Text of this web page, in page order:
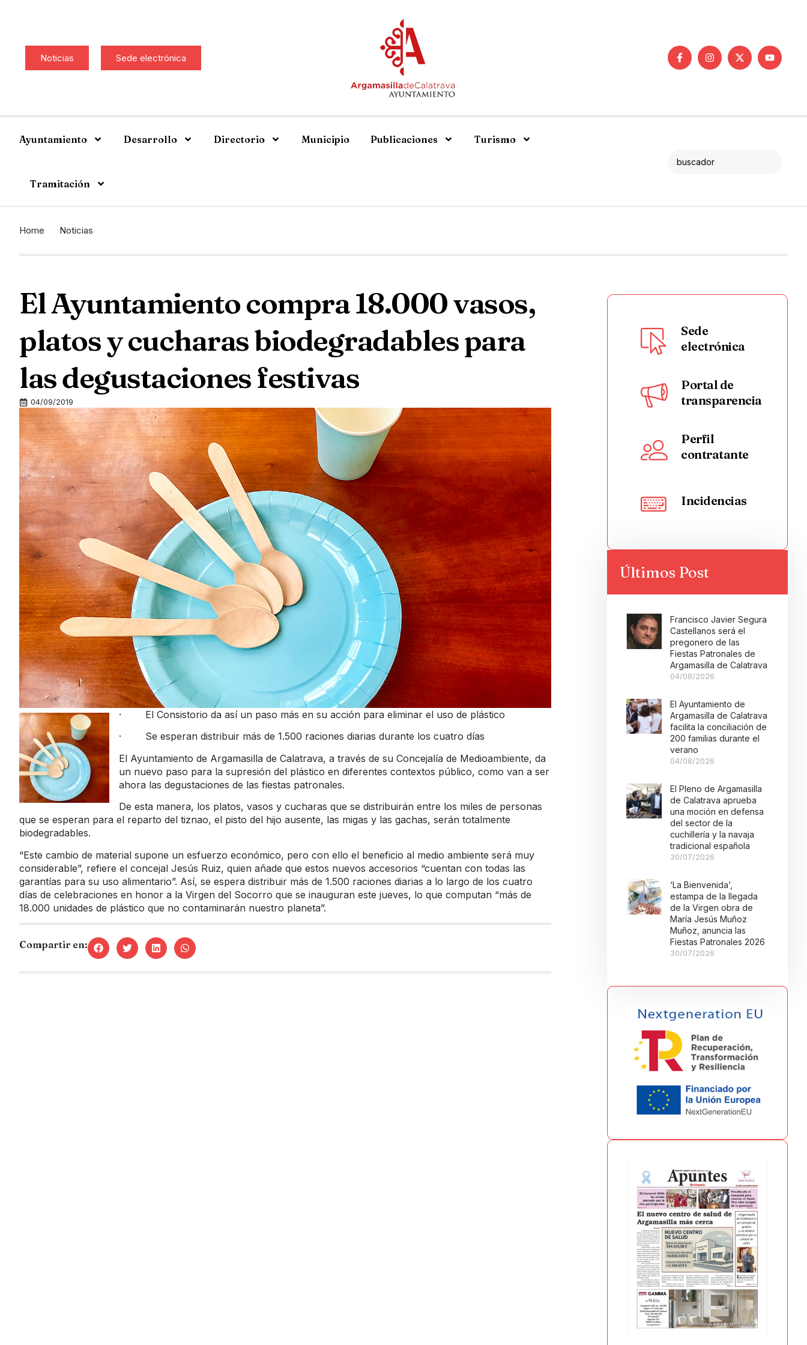
Noticias Sede electrónica
Ayuntamiento Desarrollo Directorio Municipio Publicaciones Turismo
Tramitación
Home Noticias
El Ayuntamiento compra 18.000 vasos,
platos y cucharas biodegradables para
las degustaciones festivas
04/09/2019
· El Consistorio da así un paso más en su acción para eliminar el uso de plástico
· Se esperan distribuir más de 1.500 raciones diarias durante los cuatro días
El Ayuntamiento de Argamasilla de Calatrava, a través de su Concejalía de Medioambiente, da
un nuevo paso para la supresión del plástico en diferentes contextos público, como van a ser
ahora las degustaciones de las fiestas patronales.
De esta manera, los platos, vasos y cucharas que se distribuirán entre los miles de personas
que se esperan para el reparto del tiznao, el pisto del hijo ausente, las migas y las gachas, serán totalmente
biodegradables.
“Este cambio de material supone un esfuerzo económico, pero con ello el beneficio al medio ambiente será muy
considerable”, refiere el concejal Jesús Ruiz, quien añade que estos nuevos accesorios “cuentan con todas las
garantías para su uso alimentario”. Así, se espera distribuir más de 1.500 raciones diarias a lo largo de los cuatro
días de celebraciones en honor a la Virgen del Socorro que se inauguran este jueves, lo que computan “más de
18.000 unidades de plástico que no contaminarán nuestro planeta”.
Compartir en:
Sede
electrónica
Portal de
transparencia
Perfil
contratante
Incidencias
Últimos Post
Francisco Javier Segura
Castellanos será el
pregonero de las
Fiestas Patronales de
Argamasilla de Calatrava
04/08/2026
El Ayuntamiento de
Argamasilla de Calatrava
facilita la conciliación de
200 familias durante el
verano
04/08/2026
El Pleno de Argamasilla
de Calatrava aprueba
una moción en defensa
del sector de la
cuchillería y la navaja
tradicional española
30/07/2026
‘La Bienvenida’,
estampa de la llegada
de la Virgen obra de
María Jesús Muñoz
Muñoz, anuncia las
Fiestas Patronales 2026
30/07/2026